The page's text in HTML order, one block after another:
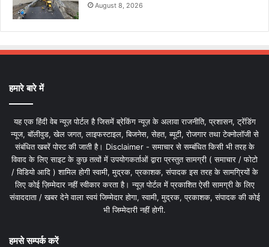
August 8, 2026
हमारे बारे में
यह एक हिंदी वेब न्यूज़ पोर्टल है जिसमें ब्रेकिंग न्यूज़ के अलावा राजनीति, प्रशासन, ट्रेंडिंग
न्यूज, बॉलीवुड, खेल जगत, लाइफस्टाइल, बिजनेस, सेहत, ब्यूटी, रोजगार तथा टेक्नोलॉजी से
संबंधित खबरें पोस्ट की जाती है। Disclaimer - समाचार से सम्बंधित किसी भी तरह के
विवाद के लिए साइट के कुछ तत्वों में उपयोगकर्ताओं द्वारा प्रस्तुत सामग्री ( समाचार / फोटो
/ विडियो आदि ) शामिल होगी स्वामी, मुद्रक, प्रकाशक, संपादक इस तरह के सामग्रियों के
लिए कोई ज़िम्मेदार नहीं स्वीकार करता है। न्यूज़ पोर्टल में प्रकाशित ऐसी सामग्री के लिए
संवाददाता / खबर देने वाला स्वयं जिम्मेदार होगा, स्वामी, मुद्रक, प्रकाशक, संपादक की कोई
भी जिम्मेदारी नहीं होगी.
हमसे सम्पर्क करें